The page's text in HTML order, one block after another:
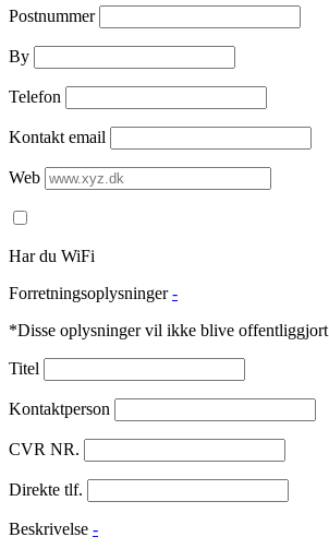
Postnummer
By
Telefon
Kontakt email
Web
Har du WiFi
Forretningsoplysninger -
*Disse oplysninger vil ikke blive offentliggjort
Titel
Kontaktperson
CVR NR.
Direkte tlf.
Beskrivelse -